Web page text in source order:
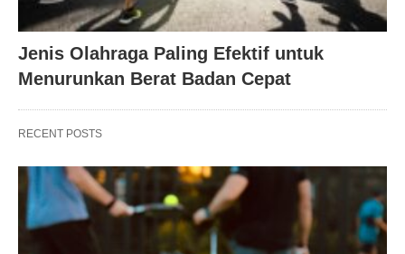
Jenis Olahraga Paling Efektif untuk
Menurunkan Berat Badan Cepat
RECENT POSTS